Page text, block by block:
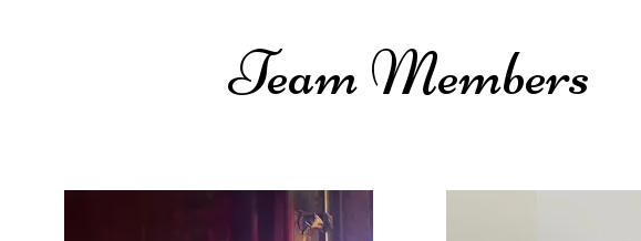
Team Members